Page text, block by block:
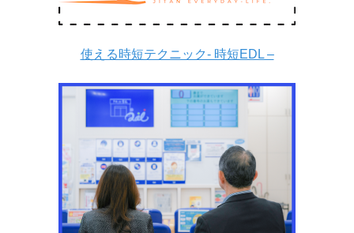
使える時短テクニック- 時短EDL –